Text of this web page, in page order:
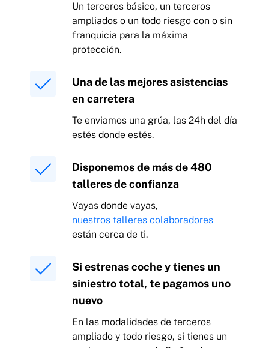
Un terceros básico, un terceros
ampliados o un todo riesgo con o sin
franquicia para la máxima
protección.
Una de las mejores asistencias
en carretera
Te enviamos una grúa, las 24h del día
estés donde estés.
Disponemos de más de 480
talleres de confianza
Vayas donde vayas,
nuestros talleres colaboradores
están cerca de ti.
Si estrenas coche y tienes un
siniestro total, te pagamos uno
nuevo
En las modalidades de terceros
ampliado y todo riesgo, si tienes un